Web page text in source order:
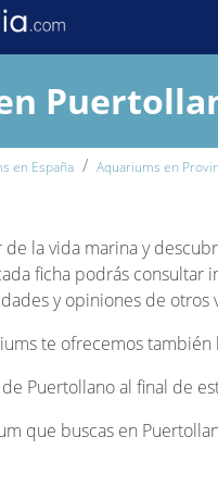
en España Aquariums en
la vida marina y
ficha podrás
y opiniones de otros
te ofrecemos
Puertollano al final de
que buscas en